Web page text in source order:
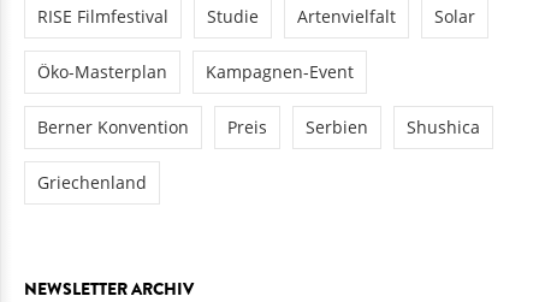
RISE Filmfestival Studie Artenvielfalt Solar
Öko-Masterplan Kampagnen-Event
Berner Konvention Preis Serbien Shushica
Griechenland
NEWSLETTER ARCHIV